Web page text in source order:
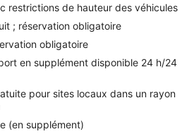
hypoallergénique, le
et le remplacement des draps
Un service de préparation de
service de ménage est proposé
piscine pour enfants se
de loisir comprennent
en forme et un hammam.
ci-dessous sont
restrictions de hauteur des véhicules
; réservation obligatoire
obligatoire
en supplément disponible 24 h/24
pour sites locaux dans un rayon
(en supplément)